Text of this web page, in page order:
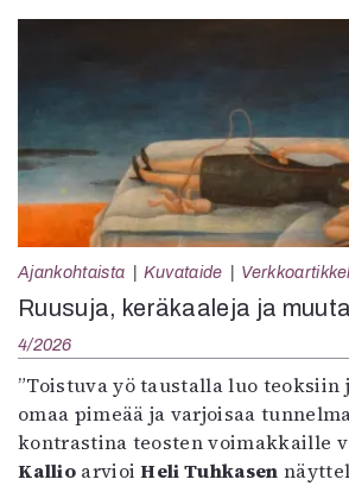
Ajankohtaista Kuvataide
Ruusuja, keräkaaleja ja
4/2026
”Toistuva yö taustalla luo teoksiin
omaa pimeää ja varjoisaa
kontrastina teosten voimakkaille
KallioarvioiHeli Tuhkasen